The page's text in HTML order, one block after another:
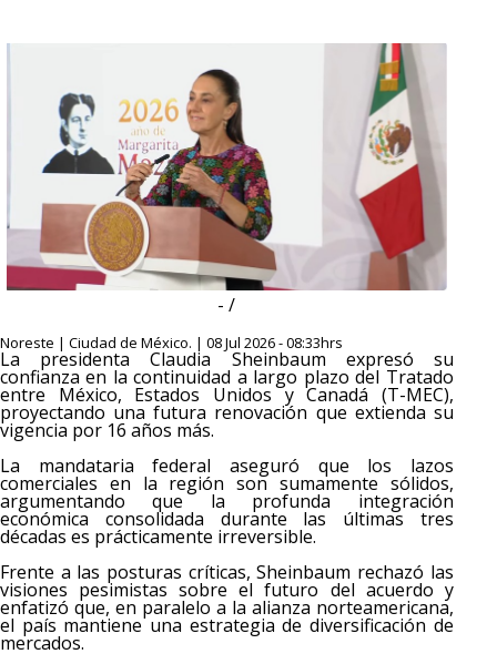
- /
Noreste | Ciudad de México. | 08 Jul 2026 - 08:33hrs
La presidenta Claudia Sheinbaum expresó su
confianza en la continuidad a largo plazo del Tratado
entre México, Estados Unidos y Canadá (T-MEC),
proyectando una futura renovación que extienda su
vigencia por 16 años más.
La mandataria federal aseguró que los lazos
comerciales en la región son sumamente sólidos,
argumentando que la profunda integración
económica consolidada durante las últimas tres
décadas es prácticamente irreversible.
Frente a las posturas críticas, Sheinbaum rechazó las
visiones pesimistas sobre el futuro del acuerdo y
enfatizó que, en paralelo a la alianza norteamericana,
el país mantiene una estrategia de diversificación de
mercados.